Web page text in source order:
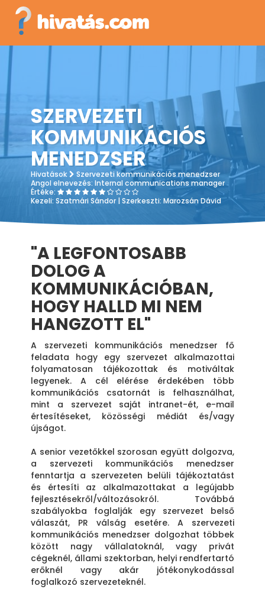
SZERVEZETI
KOMMUNIKÁCIÓS
MENEDZSER
Hivatások
Szervezeti kommunikációs menedzser
Angol elnevezés:Internal communications manager
Értéke:
Kezeli:Szatmári Sándor | Szerkeszti: Marozsán Dávid
"A LEGFONTOSABB
DOLOG A
KOMMUNIKÁCIÓBAN,
HOGY HALLD MI NEM
HANGZOTT EL"
A szervezeti kommunikációs menedzser fő
feladata hogy egy szervezet alkalmazottai
folyamatosan tájékozottak és motiváltak
legyenek. A cél elérése érdekében több
kommunikációs csatornát is felhasználhat,
mint a szervezet saját intranet-ét, e-mail
értesítéseket, közösségi médiát és/vagy
újságot.
A senior vezetőkkel szorosan együtt dolgozva,
a szervezeti kommunikációs menedzser
fenntartja a szervezeten belüli tájékoztatást
és értesíti az alkalmazottakat a legújabb
fejlesztésekről/változásokról. Továbbá
szabályokba foglalják egy szervezet belső
válaszát, PR válság esetére. A szervezeti
kommunikációs menedzser dolgozhat többek
között nagy vállalatoknál, vagy privát
cégeknél, állami szektorban, helyi rendfertartó
erőknél vagy akár jótékonykodással
foglalkozó szervezeteknél.